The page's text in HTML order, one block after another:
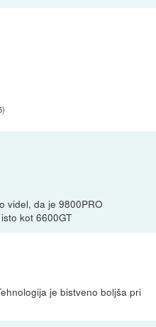
)
videl, da je 9800PRO
kot 6600GT
je bistveno boljša pri